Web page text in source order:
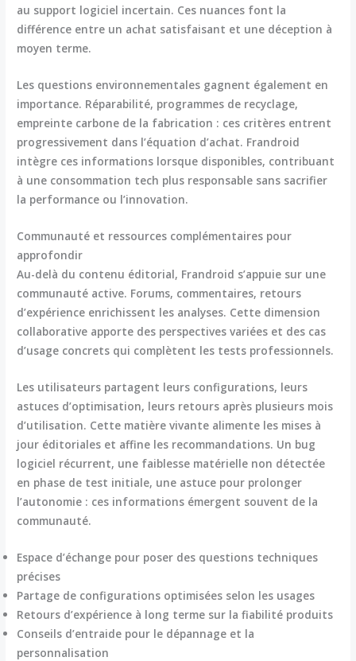
au support logiciel incertain. Ces nuances font la
différence entre un achat satisfaisant et une déception à
moyen terme.
Les questions environnementales gagnent également en
importance. Réparabilité, programmes de recyclage,
empreinte carbone de la fabrication : ces critères entrent
progressivement dans l’équation d’achat. Frandroid
intègre ces informations lorsque disponibles, contribuant
à une consommation tech plus responsable sans sacrifier
la performance ou l’innovation.
Communauté et ressources complémentaires pour
approfondir
Au-delà du contenu éditorial, Frandroid s’appuie sur une
communauté active. Forums, commentaires, retours
d’expérience enrichissent les analyses. Cette dimension
collaborative apporte des perspectives variées et des cas
d’usage concrets qui complètent les tests professionnels.
Les utilisateurs partagent leurs configurations, leurs
astuces d’optimisation, leurs retours après plusieurs mois
d’utilisation. Cette matière vivante alimente les mises à
jour éditoriales et affine les recommandations. Un bug
logiciel récurrent, une faiblesse matérielle non détectée
en phase de test initiale, une astuce pour prolonger
l’autonomie : ces informations émergent souvent de la
communauté.
Espace d’échange pour poser des questions techniques
précises
Partage de configurations optimisées selon les usages
Retours d’expérience à long terme sur la fiabilité produits
Conseils d’entraide pour le dépannage et la
personnalisation